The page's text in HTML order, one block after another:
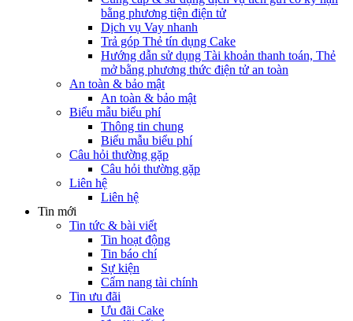
bằng phương tiện điện tử
Dịch vụ Vay nhanh
Trả góp Thẻ tín dụng Cake
Hướng dẫn sử dụng Tài khoản thanh toán, Thẻ
mở bằng phương thức điện tử an toàn
An toàn & bảo mật
An toàn & bảo mật
Biểu mẫu biểu phí
Thông tin chung
Biểu mẫu biểu phí
Câu hỏi thường gặp
Câu hỏi thường gặp
Liên hệ
Liên hệ
Tin mới
Tin tức & bài viết
Tin hoạt động
Tin báo chí
Sự kiện
Cẩm nang tài chính
Tin ưu đãi
Ưu đãi Cake